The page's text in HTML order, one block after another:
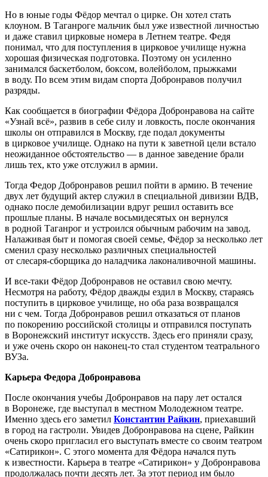
Но в юные годы Фёдор мечтал о цирке. Он хотел стать
клоуном. В Таганроге мальчик был уже известной личностью
и даже ставил цирковые номера в Летнем театре. Федя
понимал, что для поступления в цирковое училище нужна
хорошая физическая подготовка. Поэтому он усиленно
занимался баскетболом, боксом, волейболом, прыжками
в воду. По всем этим видам спорта Добронравов получил
разряды.
Как сообщается в биографии Фёдора Добронравова на сайте
«Узнай всё», развив в себе силу и ловкость, после окончания
школы он отправился в Москву, где подал документы
в цирковое училище. Однако на пути к заветной цели встало
неожиданное обстоятельство — в данное заведение брали
лишь тех, кто уже отслужил в армии.
Тогда Федор Добронравов решил пойти в армию. В течение
двух лет будущий актер служил в специальной дивизии ВДВ,
однако после демобилизации вдруг решил оставить все
прошлые планы. В начале восьмидесятых он вернулся
в родной Таганрог и устроился обычным рабочим на завод.
Налаживая быт и помогая своей семье, Фёдор за несколько лет
сменил сразу несколько различных специальностей
от слесаря-сборщика до наладчика лаконаливочной машины.
И все-таки Фёдор Добронравов не оставил свою мечту.
Несмотря на работу, Фёдор дважды ездил в Москву, стараясь
поступить в цирковое училище, но оба раза возвращался
ни с чем. Тогда Добронравов решил отказаться от планов
по покорению российской столицы и отправился поступать
в Воронежский институт искусств. Здесь его приняли сразу,
и уже очень скоро он наконец-то стал студентом театрального
ВУЗа.
Карьера Федора Добронравова
После окончания учебы Добронравов на пару лет остался
в Воронеже, где выступал в местном Молодежном театре.
Именно здесь его заметил Константин Райкин, приехавший
в город на гастроли. Увидев Добронравова на сцене, Райкин
очень скоро пригласил его выступать вместе со своим театром
«Сатирикон». С этого момента для Фёдора начался путь
к известности. Карьера в театре «Сатирикон» у Добронравова
продолжалась почти десять лет. За этот период им было